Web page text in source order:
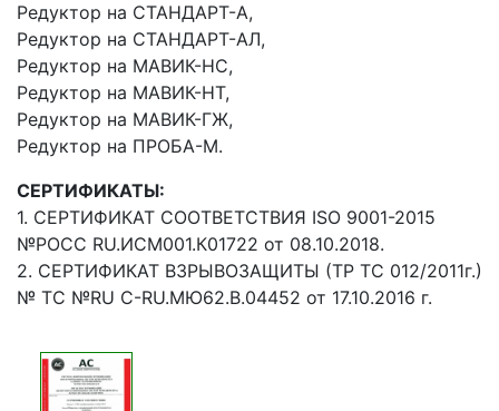
Редуктор на СТАНДАРТ-А,
Редуктор на СТАНДАРТ-АЛ,
Редуктор на МАВИК-НС,
Редуктор на МАВИК-НТ,
Редуктор на МАВИК-ГЖ,
Редуктор на ПРОБА-М.
СЕРТИФИКАТЫ:
1. СЕРТИФИКАТ СООТВЕТСТВИЯ ISO 9001-2015
№РОСС RU.ИСМ001.К01722 от 08.10.2018.
2. СЕРТИФИКАТ ВЗРЫВОЗАЩИТЫ (ТР ТС 012/2011г.)
№ ТС №RU C-RU.МЮ62.В.04452 от 17.10.2016 г.